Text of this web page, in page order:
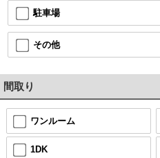
駐車場
その他
間取り
ワンルーム
1DK